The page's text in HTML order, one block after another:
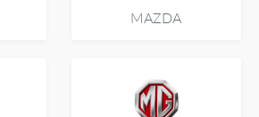
MAZDA